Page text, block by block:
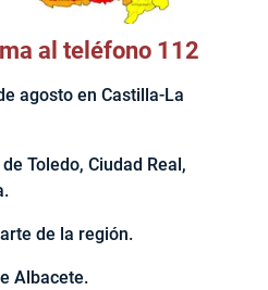
al teléfono 112
agosto en Castilla-La
Toledo, Ciudad Real,
de la región.
Albacete.